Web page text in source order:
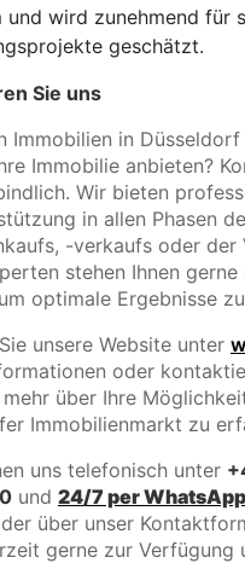
und wird zunehmend für
geschätzt.
Sie uns
Immobilien in
Immobilie anbieten?
Wir bieten
in allen Phasen
-verkaufs oder der
stehen Ihnen
optimale Ergebnisse
unsere Website unter
oder
mehr über Ihre
Immobilienmarkt zu
uns telefonisch unter
und 24/7 per WhatsApp
über unser
gerne zur Verfügung